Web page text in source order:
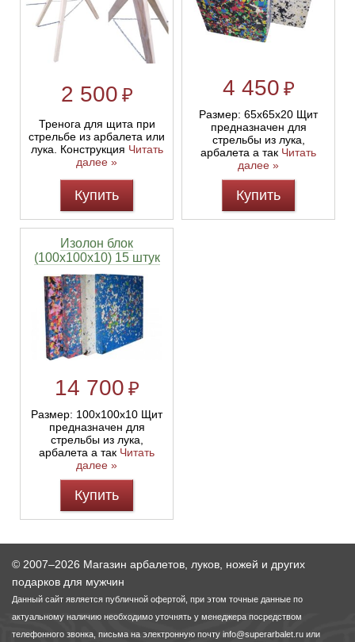
2 500 ₽
Тренога для щита при
стрельбе из арбалета или
лука. Конструкция Читать
далее »
Купить
4 450 ₽
Размер: 65х65х20 Щит
предназначен для
стрельбы из лука,
арбалета а так Читать
далее »
Купить
Изолон блок
(100х100х10) 15 штук
14 700 ₽
Размер: 100х100х10 Щит
предназначен для
стрельбы из лука,
арбалета а так Читать
далее »
Купить
© 2007–2026 Магазин арбалетов, луков, ножей и других
подарков для мужчин
Данный сайт является публичной офертой, при этом точные данные по
актуальному наличию необходимо уточнять у менеджера посредством
телефонного звонка, письма на электронную почту info@superarbalet.ru или